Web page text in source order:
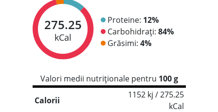
275.25
kCal
Proteine: 12%
Carbohidrați: 84%
Grăsimi: 4%
Valori medii nutriționale pentru 100 g
Calorii
1152 kj / 275.25
kCal